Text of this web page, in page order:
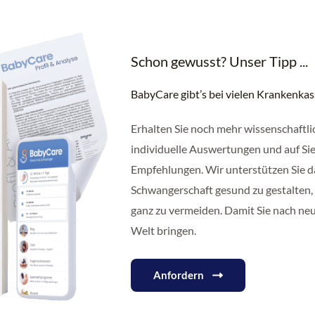
Schon gewusst? Unser Tipp ...
BabyCare gibt’s bei vielen
Erhalten Sie noch mehr
individuelle Auswertungen und auf
Empfehlungen. Wir unterstützen Sie
Schwangerschaft gesund zu
ganz zu vermeiden. Damit Sie nach
Welt bringen.
Anfordern